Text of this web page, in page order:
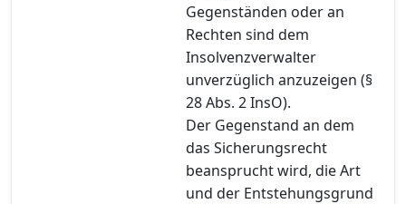
Gegenständen oder an
Rechten sind dem
Insolvenzverwalter
unverzüglich anzuzeigen (§
28 Abs. 2 InsO).
Der Gegenstand an dem
das Sicherungsrecht
beansprucht wird, die Art
und der Entstehungsgrund